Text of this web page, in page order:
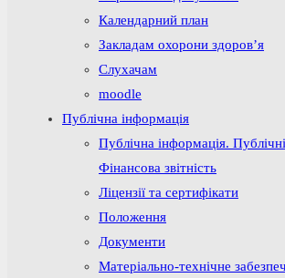
Календарний план
Закладам охорони здоров’я
Слухачам
moodle
Публічна інформація
Публічна інформація. Публічні
Фінансова звітність
Ліцензії та сертифікати
Положення
Документи
Матеріально-технічне